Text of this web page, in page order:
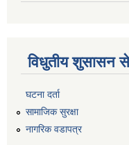
विधुतीय शुसासन
घटना दर्ता
सामाजिक सुरक्षा
नागरिक वडापत्र